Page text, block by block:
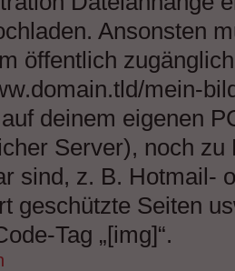
Ansonsten
öffentlich
mein-
deinem eigenen
Server), noch
sind, z. B. Hotmail-
geschützte Seiten
Tag „[img]“.